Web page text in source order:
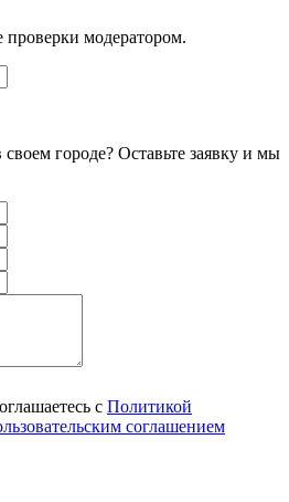
модератором.
городе? Оставьте заявку и мы
с Политикой
соглашением